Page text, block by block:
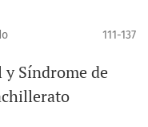
111-137
Síndrome de